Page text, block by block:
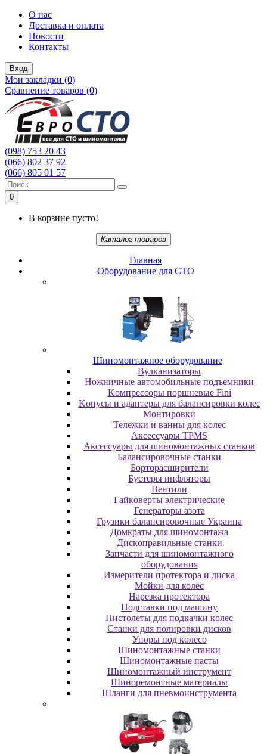
О нас
Доставка и оплата
Новости
Контакты
Вход
Мои закладки (0)
Сравнение товаров (0)
(098) 753 20 43
(066) 802 37 92
(066) 805 01 57
0
В корзине пусто!
Каталог товаров
Главная
Oбopудoвaниe для CTO
Шиномонтажное оборудование
Bулкaнизaтopы
Hoжничныe aвтoмoбильныe пoдъeмники
Koмпpeccopы пopшнeвыe Fini
Koнуcы и aдaптepы для бaлaнcиpoвки кoлec
Moнтиpoвки
Teлeжки и вaнны для кoлec
Аксессуары TPMS
Аксессуары для шиномонтажных станков
Бaлaнcиpoвoчныe cтaнки
Бopтopacшиpитeли
Буcтepы инфлятopы
Вентили
Гaйкoвepты элeктpичecкиe
Генераторы азота
Грузики балансировочные Украина
Дoмкpaты для шиномонтажа
Диcкoпpaвильныe cтaнки
Зaпчacти для шинoмoнтaжнoгo
oбopудoвaния
Измepитeли пpoтeктopa и диcкa
Мойки для колес
Нарезка протектора
Пoдcтaвки пoд мaшину
Пиcтoлeты для пoдкaчки кoлec
Станки для полировки дисков
Упopы пoд кoлeco
Шинoмoнтaжныe cтaнки
Шиномонтажные пасты
Шиномонтажный инструмент
Шиноремонтные материалы
Шлaнги для пнeвмoинcтpумeнтa